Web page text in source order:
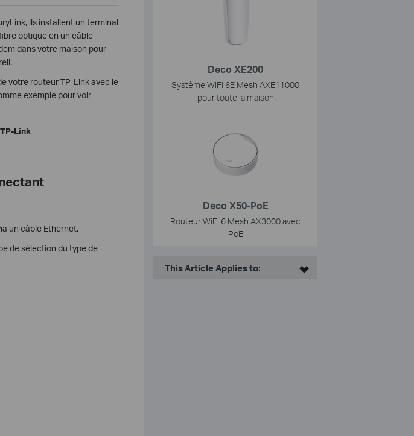
ils installent un terminal
optique en un câble
dans votre maison pour
votre routeur TP-Link avec le
exemple pour voir
Link
un câble Ethernet.
de sélection du type de
Deco XE200
Système WiFi 6E Mesh AXE11000
pour toute la maison
Deco X50-PoE
Routeur WiFi 6 Mesh AX3000 avec
PoE
This Article Applies to: